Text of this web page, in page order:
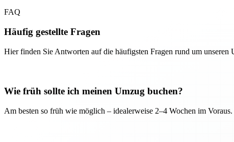
FAQ
Häufig gestellte Fragen
Hier finden Sie Antworten auf die häufigsten Fragen rund um unseren
Wie früh sollte ich meinen Umzug buchen?
Am besten so früh wie möglich – idealerweise 2–4 Wochen im